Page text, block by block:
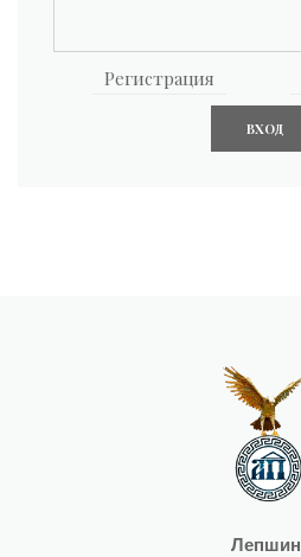
Регистрация
Лепшин